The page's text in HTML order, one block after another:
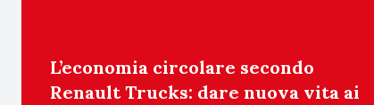
L’economia circolare secondo
Renault Trucks: dare nuova vita ai